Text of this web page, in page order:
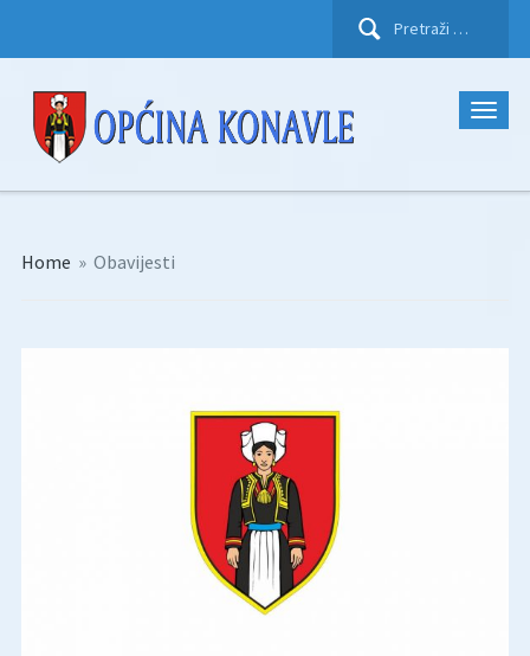
Pretraži:
Home » Obavijesti